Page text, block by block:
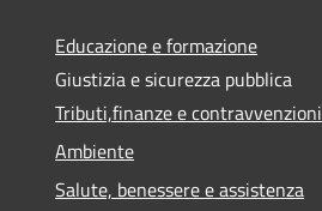
Educazione e formazione
Giustizia e sicurezza pubblica
Tributi,finanze e contravvenzioni
Ambiente
Salute, benessere e assistenza